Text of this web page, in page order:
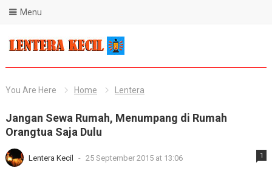
Blog Lentera Kecil
Menu
You Are Here Home Lentera
Jangan Sewa Rumah, Menumpang di Rumah
Orangtua Saja Dulu
Lentera Kecil - 25 September 2015 at 13:06 1